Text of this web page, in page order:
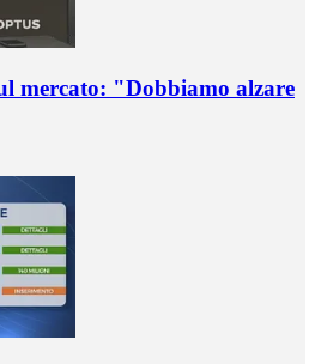
mercato: "Dobbiamo alzare